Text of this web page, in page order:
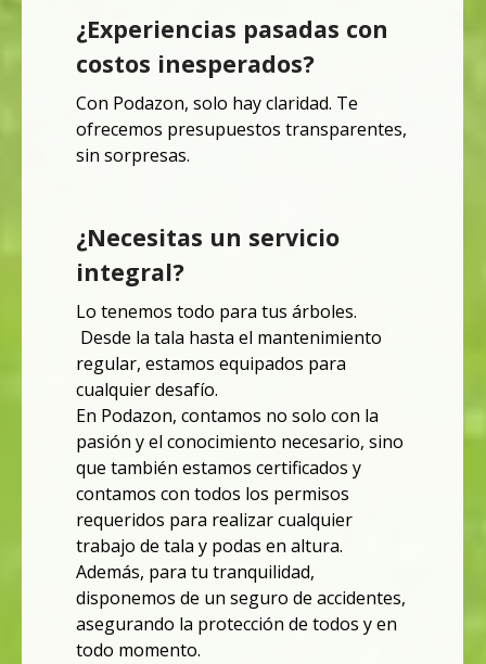
¿Experiencias pasadas con
costos inesperados?
Con Podazon, solo hay claridad. Te
ofrecemos presupuestos transparentes,
sin sorpresas.
¿Necesitas un servicio
integral?
Lo tenemos todo para tus árboles.
Desde la tala hasta el mantenimiento
regular, estamos equipados para
cualquier desafío.
En Podazon, contamos no solo con la
pasión y el conocimiento necesario, sino
que también estamos certificados y
contamos con todos los permisos
requeridos para realizar cualquier
trabajo de tala y podas en altura.
Además, para tu tranquilidad,
disponemos de un seguro de accidentes,
asegurando la protección de todos yen
todo momento.